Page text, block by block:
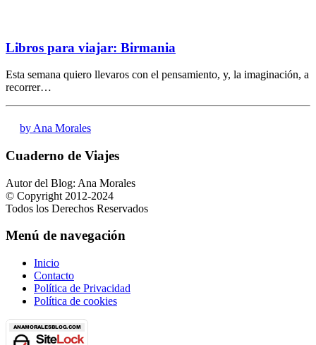
Libros para viajar: Birmania
Esta semana quiero llevaros con el pensamiento, y, la imaginación, a
recorrer…
by Ana Morales
Cuaderno de Viajes
Autor del Blog: Ana Morales
© Copyright 2012-2024
Todos los Derechos Reservados
Menú de navegación
Inicio
Contacto
Política de Privacidad
Política de cookies